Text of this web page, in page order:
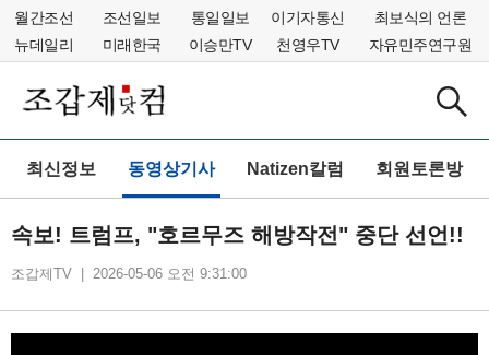
월간조선 조선일보 통일일보 이기자통신
최보식의 언론
뉴데일리
미래한국 이승만TV 천영우TV 자유민주연구원
최신정보 동영상기사 Natizen칼럼 회원토론방
속보! 트럼프, "호르무즈 해방작전" 중단 선언!!
조갑제TV | 2026-05-06 오전 9:31:00